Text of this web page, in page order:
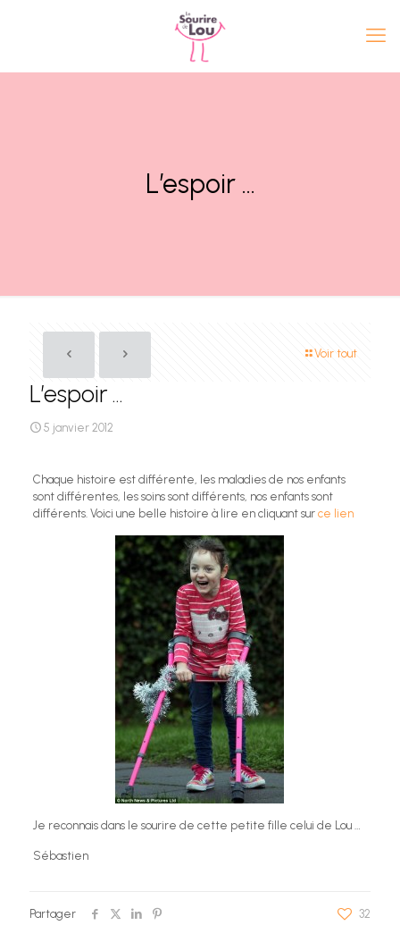
L’espoir …
Voir tout
L’espoir …
5 janvier 2012
Chaque histoire est différente, les maladies de nos enfants
sont différentes, les soins sont différents, nos enfants sont
différents. Voici une belle histoire à lire en cliquant sur ce lien
Je reconnais dans le sourire de cette petite fille celui de Lou …
Sébastien
Partager 32